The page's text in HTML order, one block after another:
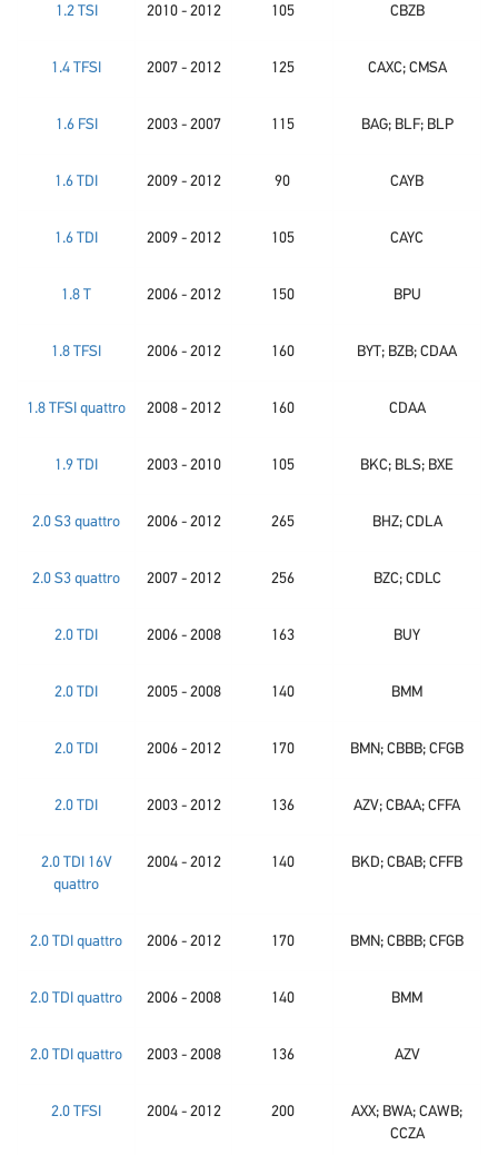
1.2 TSI 2010 - 2012 105 CBZB
1.4 TFSI 2007 - 2012 125 CAXC; CMSA
1.6 FSI 2003 - 2007 115 BAG; BLF; BLP
1.6 TDI 2009 - 2012 90 CAYB
1.6 TDI 2009 - 2012 105 CAYC
1.8 T 2006 - 2012 150 BPU
1.8 TFSI 2006 - 2012 160 BYT; BZB; CDAA
1.8 TFSI quattro 2008 - 2012 160 CDAA
1.9 TDI 2003 - 2010 105 BKC; BLS; BXE
2.0 S3 quattro 2006 - 2012 265 BHZ; CDLA
2.0 S3 quattro 2007 - 2012 256 BZC; CDLC
2.0 TDI 2006 - 2008 163 BUY
2.0 TDI 2005 - 2008 140 BMM
2.0 TDI 2006 - 2012 170 BMN; CBBB; CFGB
2.0 TDI 2003 - 2012 136 AZV; CBAA; CFFA
2.0 TDI 16V
quattro
2004 - 2012 140 BKD; CBAB; CFFB
2.0 TDI quattro 2006 - 2012 170 BMN; CBBB; CFGB
2.0 TDI quattro 2006 - 2008 140 BMM
2.0 TDI quattro 2003 - 2008 136 AZV
2.0 TFSI 2004 - 2012 200
AXX; BWA; CAWB;
CCZA